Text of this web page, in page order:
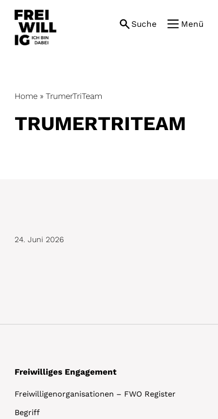
content
Suche Menü
Home » TrumerTriTeam
TRUMERTRITEAM
D
24. Juni 2026
Freiwilliges Engagement
Freiwilligenorganisationen – FWO Register
Begriff